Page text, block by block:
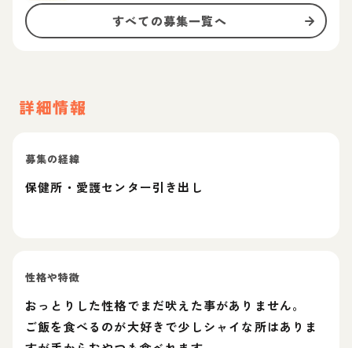
すべての募集一覧へ
詳細情報
募集の経緯
保健所・愛護センター引き出し
性格や特徴
おっとりした性格でまだ吠えた事がありません。
ご飯を食べるのが大好きで少しシャイな所はありま